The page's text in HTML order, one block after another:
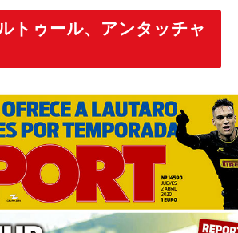
トゥール、アンタッチャ